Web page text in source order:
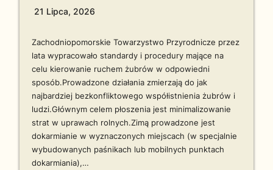
21 Lipca, 2026
Zachodniopomorskie Towarzystwo Przyrodnicze przez
lata wypracowało standardy i procedury mające na
celu kierowanie ruchem żubrów w odpowiedni
sposób.Prowadzone działania zmierzają do jak
najbardziej bezkonfliktowego współistnienia żubrów i
ludzi.Głównym celem płoszenia jest minimalizowanie
strat w uprawach rolnych.Zimą prowadzone jest
dokarmianie w wyznaczonych miejscach (w specjalnie
wybudowanych paśnikach lub mobilnych punktach
dokarmiania),…